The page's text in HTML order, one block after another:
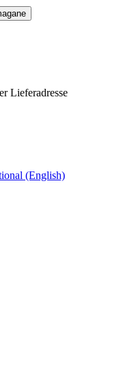
Lieferadresse
(English)